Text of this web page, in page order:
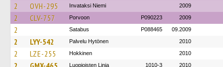
2 OVH-295 Invataksi Niemi 2009
2 CLV-757 Porvoon P090223 2009
2 Satabus P088465 09.2009
2 LYY-542 Palvelu Hytönen 2010
2 LZE-255 Hokkinen 2010
Luopioisten Linja 1010-3 2010